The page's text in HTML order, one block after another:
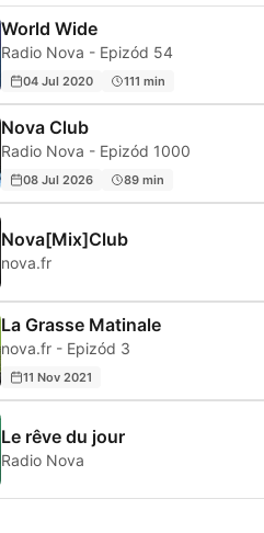
World Wide
Radio Nova - Epizód 54
04 Jul 2020 111 min
Nova Club
Radio Nova - Epizód 1000
08 Jul 2026 89 min
Nova[Mix]Club
nova.fr
La Grasse Matinale
nova.fr - Epizód 3
11 Nov 2021
Le rêve du jour
Radio Nova